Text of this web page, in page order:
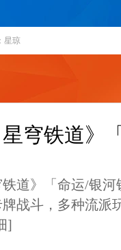
星琼
星穹铁道》
铁道》「命运/银
战斗，多种流派
]